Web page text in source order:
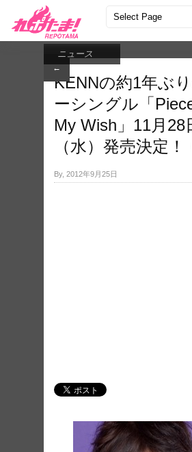
←
ニュース
KENNの約1年ぶ
ーシングル「
My Wish」11月28
（水）発売決定！
By, 2012年9月25日